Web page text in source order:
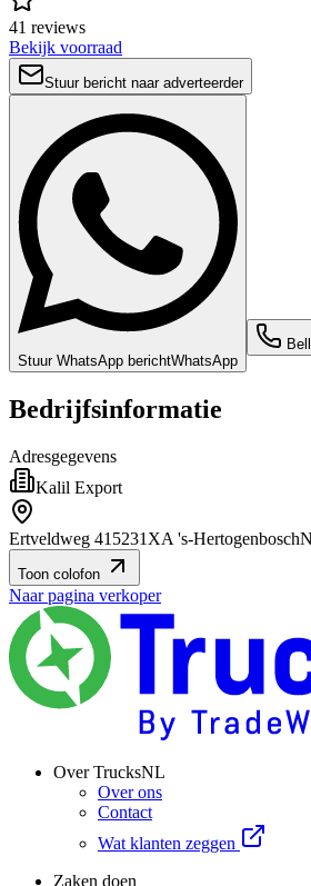
41 reviews
Bekijk voorraad
Stuur bericht naar adverteerder
Stuur WhatsApp berichtWhatsApp
Bedrijfsinformatie
Adresgegevens
Kalil Export
Ertveldweg 41 5231XA 's-Hertogenbosch
Toon colofon
Naar pagina verkoper
Over TrucksNL
Over ons
Contact
Wat klanten zeggen
Zaken doen